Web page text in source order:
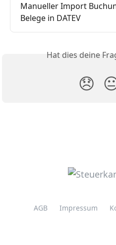
Manueller Import
Belege in DATEV
Hat dies deine
😞
AGB Impressum